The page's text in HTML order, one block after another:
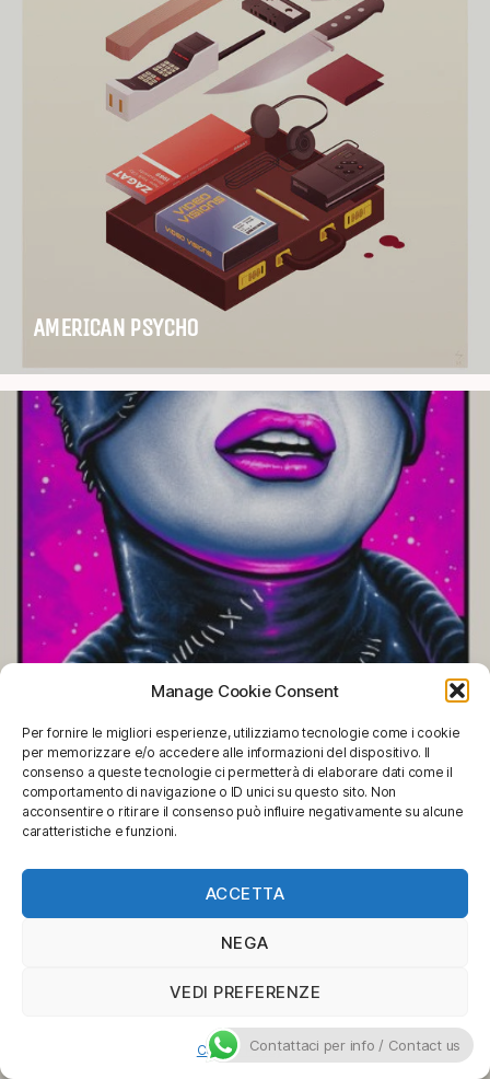
Manage Cookie Consent
Per fornire le migliori esperienze, utilizziamo tecnologie come i cookie
per memorizzare e/o accedere alle informazioni del dispositivo. Il
consenso a queste tecnologie ci permetterà di elaborare dati come il
comportamento di navigazione o ID unici su questo sito. Non
acconsentire o ritirare il consenso può influire negativamente su alcune
caratteristiche e funzioni.
ACCETTA
NEGA
VEDI PREFERENZE
Cookie Policy
AMERICAN PSYCHO
Batman – Il ritorno (Catwoman)
Contattaci per info / Contact us